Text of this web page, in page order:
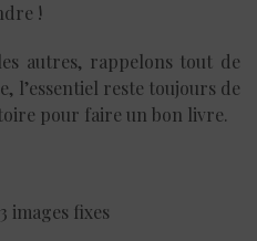
!
autres, rappelons tout de
l’essentiel reste toujours de
pour faire un bon livre.
images fixes